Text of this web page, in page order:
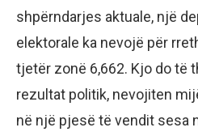
shpërndarjes aktuale, një
elektorale ka nevojë për
tjetër zonë 6,662. Kjo do të
rezultat politik, nevojiten
në një pjesë të vendit sesa